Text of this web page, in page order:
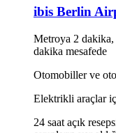
ibis Berlin
Metroya 2
dakika mesafede
Otomobiller ve
Elektrikli araçlar
24 saat açık